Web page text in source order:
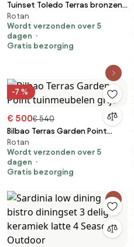
Tuinset Toledo Terras bronzen
Tuinpunt
Rotan
Wordt verzonden over 5
dagen
Gratis bezorging
-7 %
€ 500€ 540
Bilbao Terras Garden Point
tuinmeubelen grijs
Rotan
Wordt verzonden over 5
dagen
Gratis bezorging